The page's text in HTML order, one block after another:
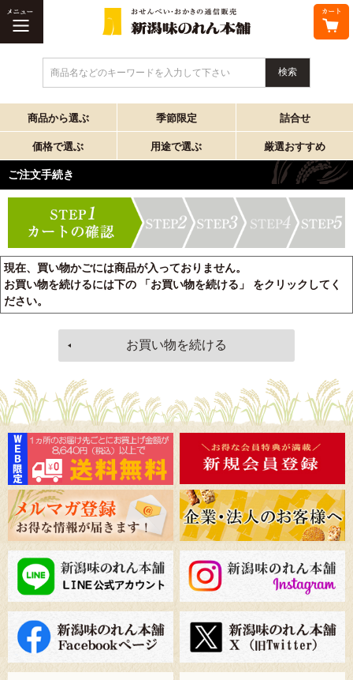
商品名などのキーワードを入力して下さい
商品から選ぶ 季節限定 詰合せ
価格で選ぶ 用途で選ぶ 厳選おすすめ
ご注文手続き
現在、買い物かごには商品が入っておりません。
お買い物を続けるには下の 「お買い物を続ける」 をクリックしてく
ださい。